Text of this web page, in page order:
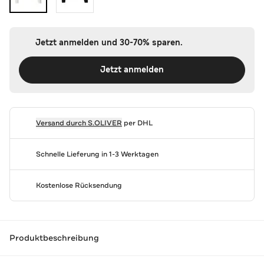
Jetzt anmelden und 30-70% sparen.
Jetzt anmelden
Versand durchS.OLIVER per DHL
Schnelle Lieferung in 1-3 Werktagen
Kostenlose Rücksendung
Produktbeschreibung